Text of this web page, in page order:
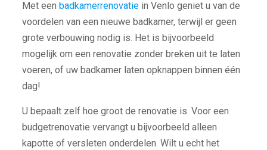
Met een badkamerrenovatiein Venlo geniet u van de
voordelen van een nieuwe badkamer, terwijl er geen
grote verbouwing nodig is. Het is bijvoorbeeld
mogelijk om een renovatie zonder breken uit te laten
voeren, of uw badkamer laten opknappen binnen één
dag!
U bepaalt zelf hoe groot de renovatie is. Voor een
budgetrenovatie vervangt u bijvoorbeeld alleen
kapotte of versleten onderdelen. Wilt u echt het